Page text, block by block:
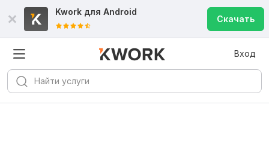
Kwork для Android
Скачать
Вход